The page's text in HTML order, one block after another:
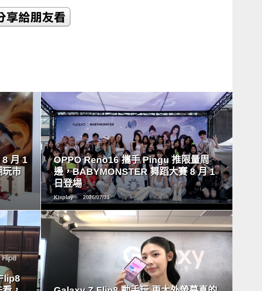
月 1
玩市
OPPO Reno16 攜手 Pingu 推限量周
邊，BABYMONSTER 舞蹈大賽 8 月 1
日登場
Kisplay 2026/07/31
READ
MORE
READ
MORE